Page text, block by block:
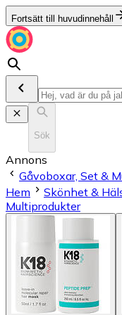
Fortsätt till huvudinnehåll
Sök
Annons
Gåvoboxar, Set &
Hem
Skönhet &
Multiprodukter